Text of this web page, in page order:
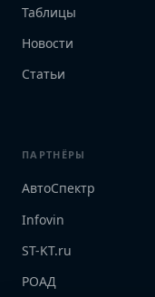
Таблицы
Новости
Статьи
ПАРТНЁРЫ
АвтоСпектр
Infovin
ST-KT.ru
РОАД